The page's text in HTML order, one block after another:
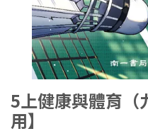
5上健康與體育（
用】